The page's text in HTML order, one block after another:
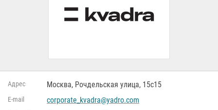
Адрес Москва, Рочдельская улица, 15с15
Е-mail corporate_kvadra@yadro.com